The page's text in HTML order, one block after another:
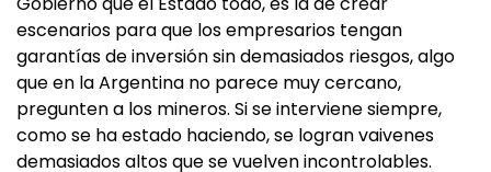
escenarios para que los empresarios tengan
garantías de inversión sin demasiados riesgos, algo
que en la Argentina no parece muy cercano,
pregunten a los mineros. Si se interviene siempre,
como se ha estado haciendo, se logran vaivenes
demasiados altos que se vuelven incontrolables.